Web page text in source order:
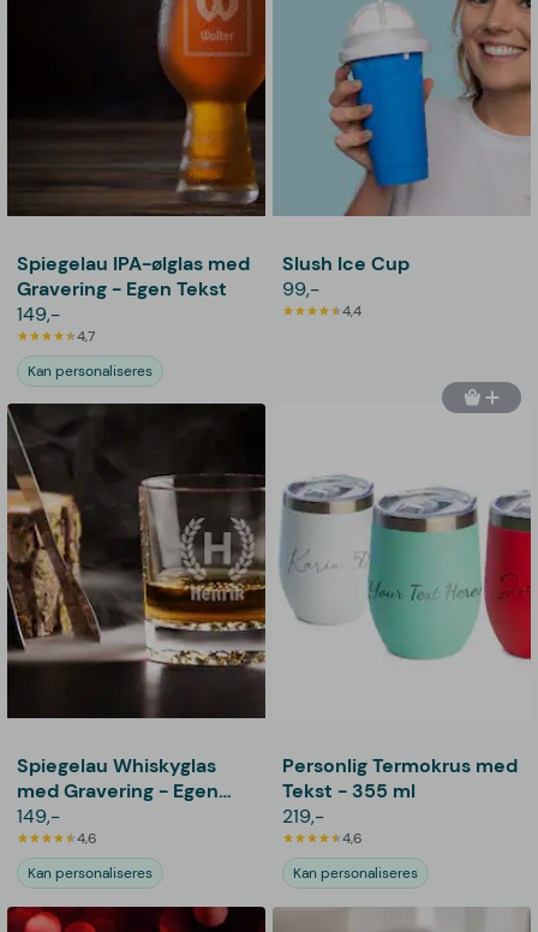
Spiegelau IPA-ølglas med
Gravering - Egen Tekst
149,-
4,7
Kan personaliseres
Slush Ice Cup
99,-
4,4
Spiegelau Whiskyglas
med Gravering - Egen
Tekst
149,-
4,6
Kan personaliseres
Personlig Termokrus med
Tekst - 355 ml
219,-
4,6
Kan personaliseres